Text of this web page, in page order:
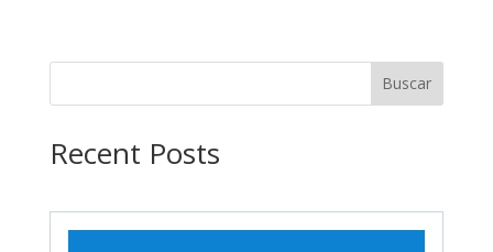
desde
Buscar
Recent Posts